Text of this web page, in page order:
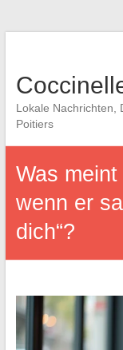
Lokale Nachrichten,
Poitiers
Was
wenn er
dich“?